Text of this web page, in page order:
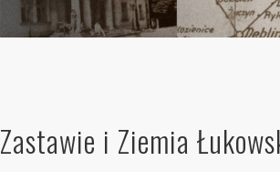
Zastawie i Ziemia